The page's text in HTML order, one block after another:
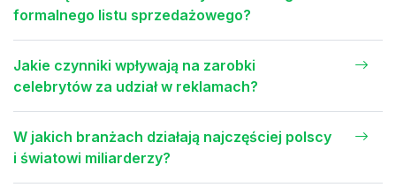
formalnego listu sprzedażowego?
Jakie czynniki wpływają na zarobki
celebrytów za udział w reklamach?
W jakich branżach działają najczęściej polscy
i światowi miliarderzy?